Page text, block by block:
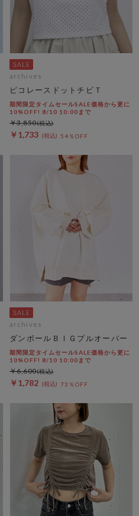
archives
ピコレースドットチビＴ
期間限定タイムセールSALE価格から更に
10%OFF! 8/10 10:00まで
￥1,733 54％OFF
￥3,850
archives
ダンボールＢＩＧプルオーバー
期間限定タイムセールSALE価格から更に
10%OFF! 8/10 10:00まで
￥1,782 73％OFF
￥6,600